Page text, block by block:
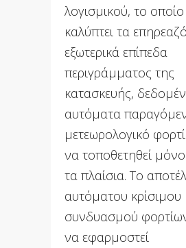
λογισμικού, το
καλύπτει τα
εξωτερικά επίπεδα
περιγράμματος της
κατασκευής,
αυτόματα
μετεωρολογικό
να τοποθετηθεί
τα πλαίσια. Το
αυτόματου κρίσιμου
συνδυασμού
να εφαρμοστεί